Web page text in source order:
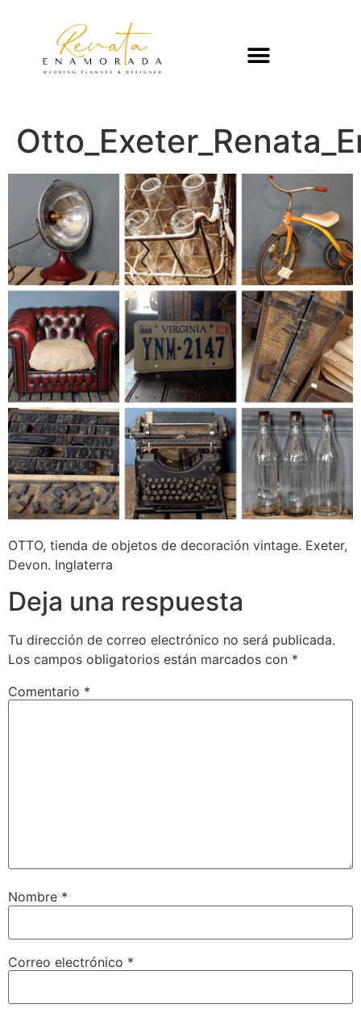
OTTO, tienda de objetos de decoración vintage. Exeter,
Devon. Inglaterra
Deja una respuesta
Tu dirección de correo electrónico no será publicada.
Los campos obligatorios están marcados con *
Comentario *
Nombre *
Correo electrónico *